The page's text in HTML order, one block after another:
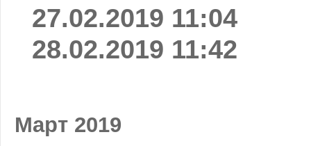
27.02.2019 11:04
28.02.2019 11:42
Март 2019